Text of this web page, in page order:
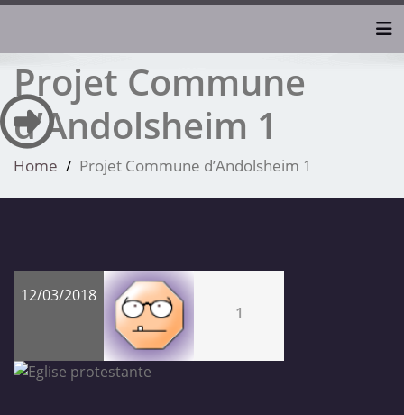
Projet Commune
d’Andolsheim 1
Home Projet Commune d’Andolsheim 1
12/03/2018
1